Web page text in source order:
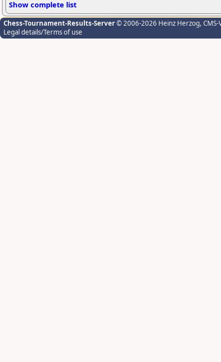
Show complete list
Chess-Tournament-Results-Server© 2006-2026 Heinz Herzog,
Legal details/Terms of use